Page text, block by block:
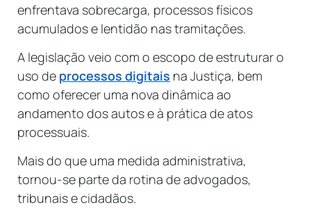
enfrentava sobrecarga, processos físicos
acumulados e lentidão nas tramitações.
A legislação veio com o escopo de estruturar o
uso de processos digitais na Justiça, bem
como oferecer uma nova dinâmica ao
andamento dos autos e à prática de atos
processuais.
Mais do que uma medida administrativa,
tornou-se parte da rotina de advogados,
tribunais e cidadãos.